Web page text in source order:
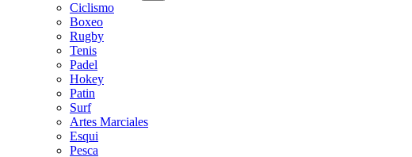
Ciclismo
Boxeo
Rugby
Tenis
Padel
Hokey
Patin
Surf
Artes Marciales
Esqui
Pesca